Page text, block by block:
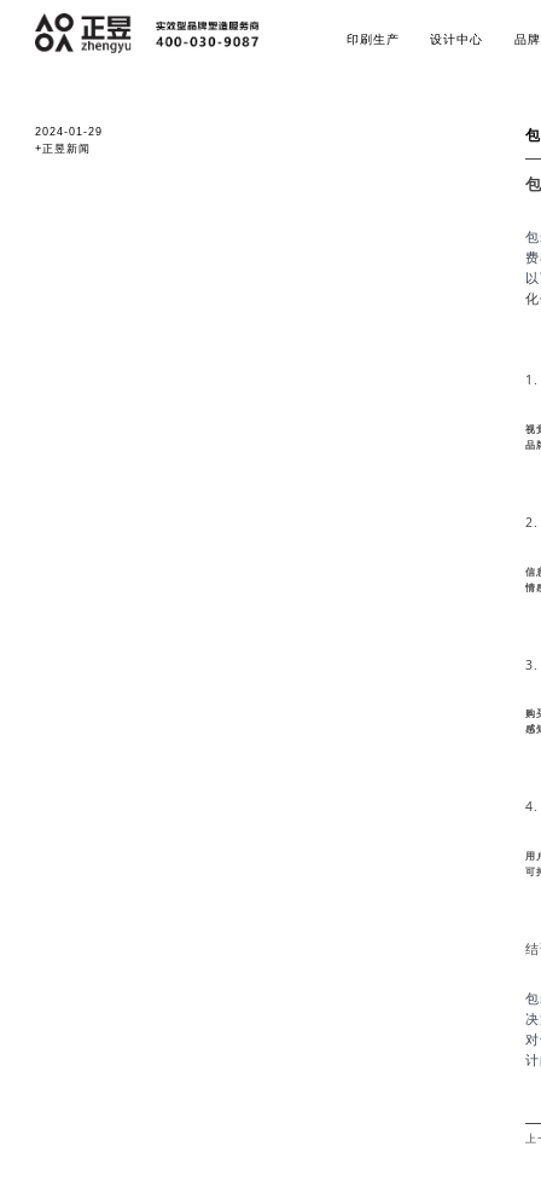
印刷生产 设计中心 品
2024-01-29
+正昱新闻
1.
视
品
2.
信
情
3.
购
感
4.
用
可